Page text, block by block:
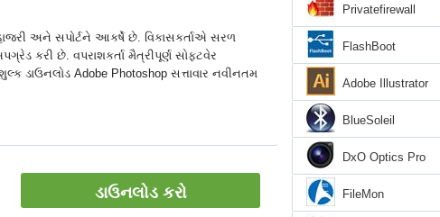
હાજરી અને સપોર્ટને આકર્ષે છે. વિકાસકર્તાએ સરળ
કરી છે. વપરાશકર્તા મૈત્રીપૂર્ણ સોફ્ટવેર
ડાઉનલોડ Adobe Photoshop સત્તાવાર નવીનતમ
ડાઉનલોડ કરો
Privatefirewall
FlashBoot
Adobe Illustrator
BlueSoleil
DxO Optics Pro
FileMon